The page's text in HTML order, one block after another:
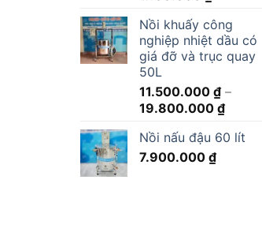
Nồi khuấy công
nghiệp nhiệt dầu có
giá đỡ và trục quay
50L
11.500.000 ₫ –
19.800.000 ₫Khoảng
từ
Nồi nấu đậu 60 lít
7.900.000 ₫